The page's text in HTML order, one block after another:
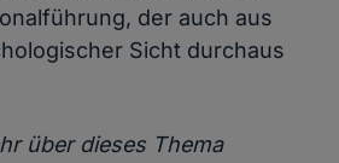
der auch aus
Sicht durchaus
über dieses Thema